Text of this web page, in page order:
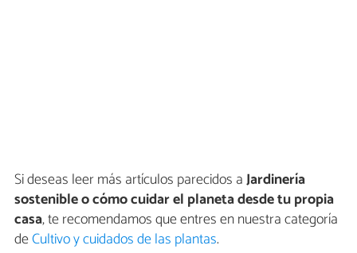
Si deseas leer más artículos parecidos aJardinería
sostenible o cómo cuidar el planeta desde tu propia
casa, te recomendamos que entres en nuestra categoría
deCultivo y cuidados de las plantas.